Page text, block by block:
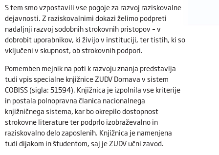
S tem smo vzpostavili vse pogoje za razvoj raziskovalne
dejavnosti. Z raziskovalnimi dokazi želimo podpreti
nadaljnji razvoj sodobnih strokovnih pristopov – v
dobrobit uporabnikov, ki živijo v instituciji, ter tistih, ki so
vključeni v skupnost, ob strokovnih podpori.
Pomemben mejnik na poti k razvoju znanja predstavlja
tudi vpis specialne knjižnice ZUDV Dornava v sistem
COBISS (sigla: 51594). Knjižnica je izpolnila vse kriterije
in postala polnopravna članica nacionalnega
knjižničnega sistema, kar bo okrepilo dostopnost
strokovne literature ter podprlo izobraževalno in
raziskovalno delo zaposlenih. Knjižnica je namenjena
tudi dijakom in študentom, saj je ZUDV učni zavod.